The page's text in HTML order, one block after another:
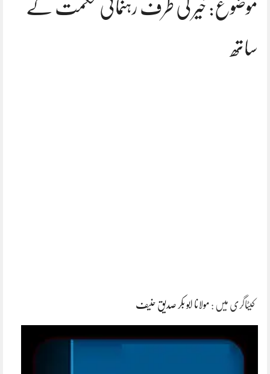
موضوع: خیر کی طرف رہنمائی حکمت کے
ساتھ
کیٹاگری میں : مولانا ابو بکر صدیق حنیف